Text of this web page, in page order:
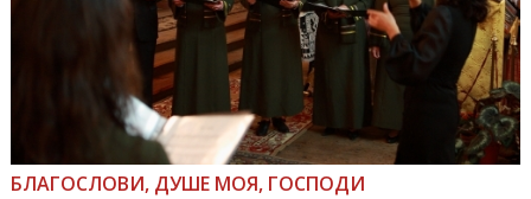
БЛАГОСЛОВИ, ДУШЕ МОЯ, ГОСПОДИ